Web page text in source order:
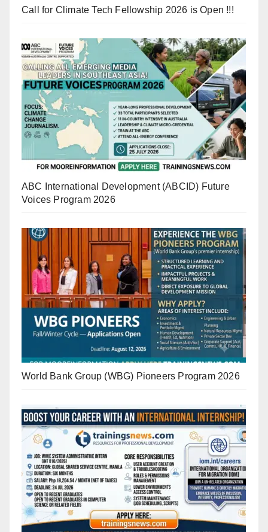
Call for Climate Tech Fellowship 2026 is Open !!!
ABC International Development (ABCID) Future
Voices Program 2026
World Bank Group (WBG) Pioneers Program 2026